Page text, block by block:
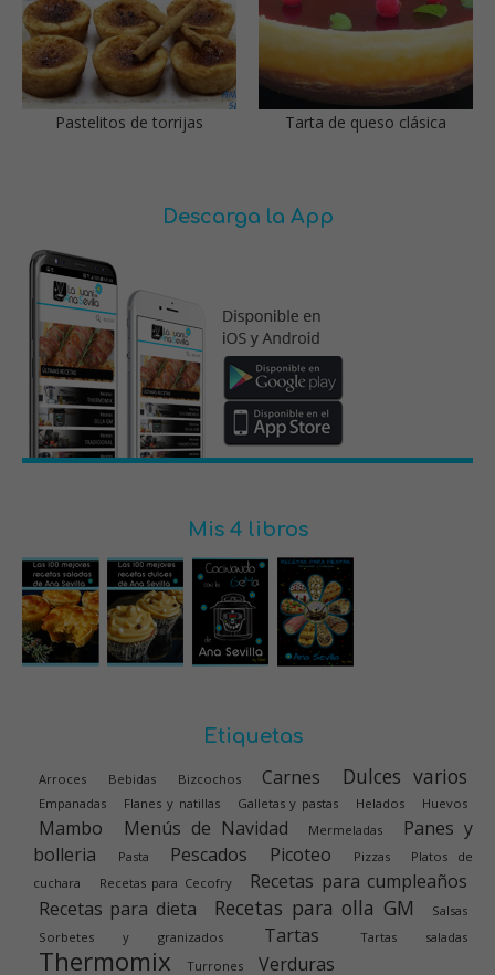
Pastelitos de torrijas Tarta de queso clásica
Descarga la App
Mis 4 libros
Etiquetas
Arroces Bebidas Bizcochos Carnes Dulces varios
Empanadas Flanes y natillas Galletas y pastas Helados Huevos
Mambo Menús de Navidad Mermeladas
Panes y
bolleria
Pasta Pescados Picoteo Pizzas
Platos de
cuchara
Recetas para Cecofry
Recetas para cumpleaños
Recetas para dieta
Recetas para olla GM
Salsas
Sorbetes y granizados
Tartas Tartas saladas
Thermomix Turrones Verduras